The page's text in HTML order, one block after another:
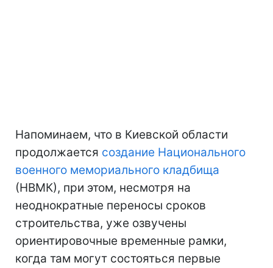
Напоминаем, что в Киевской области
продолжается создание Национального
военного мемориального кладбища
(НВМК), при этом, несмотря на
неоднократные переносы сроков
строительства, уже озвучены
ориентировочные временные рамки,
когда там могут состояться первые